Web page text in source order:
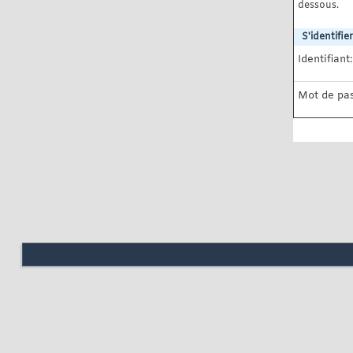
dessous.
S'identifier
Identifiant:
Mot de